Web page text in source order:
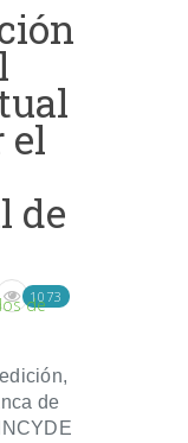
el
de
de
1073
de